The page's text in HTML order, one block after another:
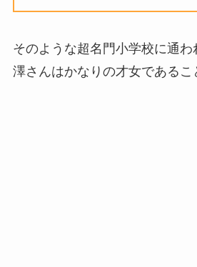
そのような超名門小学校に通
澤さんはかなりの才女であるこ